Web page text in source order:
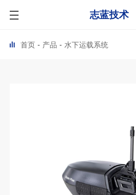
志蓝技术
首页 产品 水下运载系统